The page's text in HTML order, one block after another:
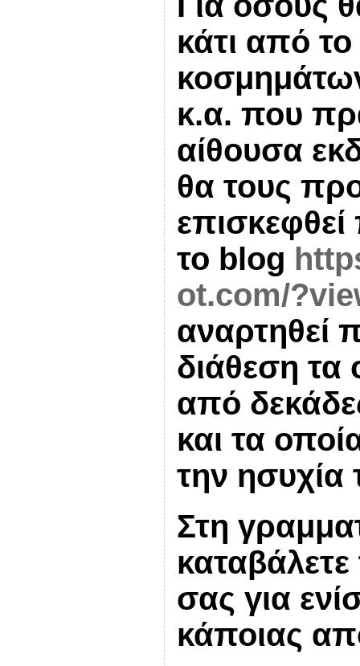
κάτι από
κ.α. που
αίθουσα
θα τους
το blog
ot.com/
αναρτηθεί
διάθεση τα
από
και τα
την ησυχία
Στη
σας για
κάποιας